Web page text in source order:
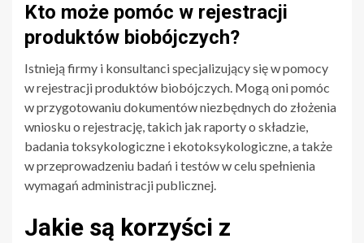
Kto może pomóc w rejestracji
produktów biobójczych?
Istnieją firmy i konsultanci specjalizujący się w pomocy
w rejestracji produktów biobójczych. Mogą oni pomóc
w przygotowaniu dokumentów niezbędnych do złożenia
wniosku o rejestrację, takich jak raporty o składzie,
badania toksykologiczne i ekotoksykologiczne, a także
w przeprowadzeniu badań i testów w celu spełnienia
wymagań administracji publicznej.
Jakie są korzyści z